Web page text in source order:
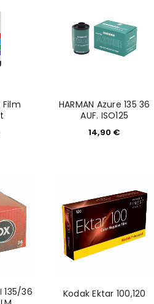
neuen Passworts wird an deine E-
would like to hear from us
eröffnen und akzeptiere die
HARMAN Azure 135 36
AUF. ISO125
14,90 €
135/36
Kodak Ektar 100,120